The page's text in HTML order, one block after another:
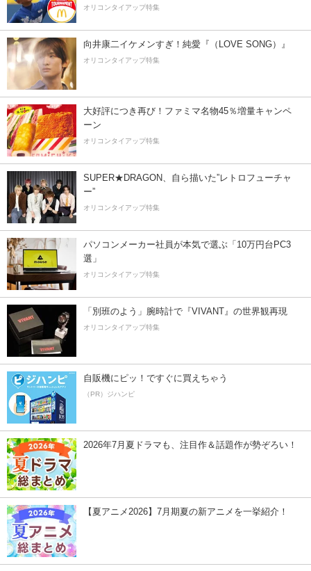
オリコンタイアップ特集
向井康二イケメンすぎ！純愛『（LOVE SONG）』
オリコンタイアップ特集
大好評につき再び！ファミマ名物45％増量キャンペ
ーン
オリコンタイアップ特集
SUPER★DRAGON、自ら描いた”レトロフューチャ
ー”
オリコンタイアップ特集
パソコンメーカー社員が本気で選ぶ「10万円台PC3
選」
オリコンタイアップ特集
「別班のよう」腕時計で『VIVANT』の世界観再現
オリコンタイアップ特集
自販機にピッ！ですぐに買えちゃう
（PR）ジハンピ
2026年7月夏ドラマも、注目作＆話題作が勢ぞろい！
【夏アニメ2026】7月期夏の新アニメを一挙紹介！